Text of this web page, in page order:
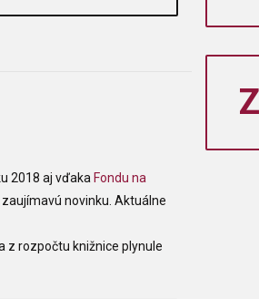
2018 aj vďaka Fondu na
novinku. Aktuálne
z rozpočtu knižnice plynule